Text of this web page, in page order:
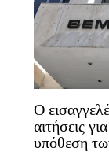
Ο
αιτήσεις
υπόθεση